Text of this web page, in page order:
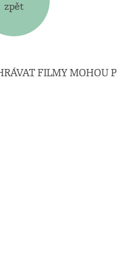
zpět
FILMY MOHOU